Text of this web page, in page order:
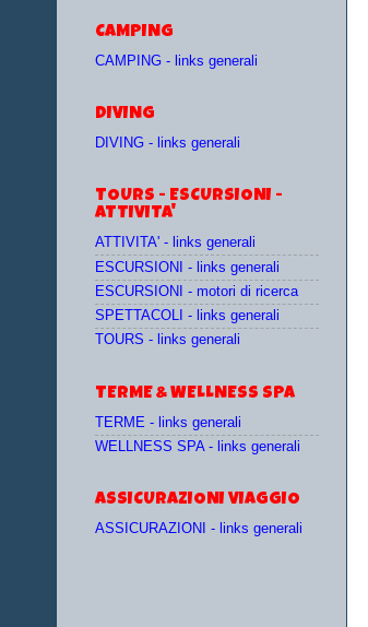
CAMPING
CAMPING - links generali
DIVING
DIVING - links generali
TOURS - ESCURSIONI -
ATTIVITA'
ATTIVITA' - links generali
ESCURSIONI - links generali
ESCURSIONI - motori di ricerca
SPETTACOLI - links generali
TOURS - links generali
TERME & WELLNESS SPA
TERME - links generali
WELLNESS SPA - links generali
ASSICURAZIONI VIAGGIO
ASSICURAZIONI - links generali